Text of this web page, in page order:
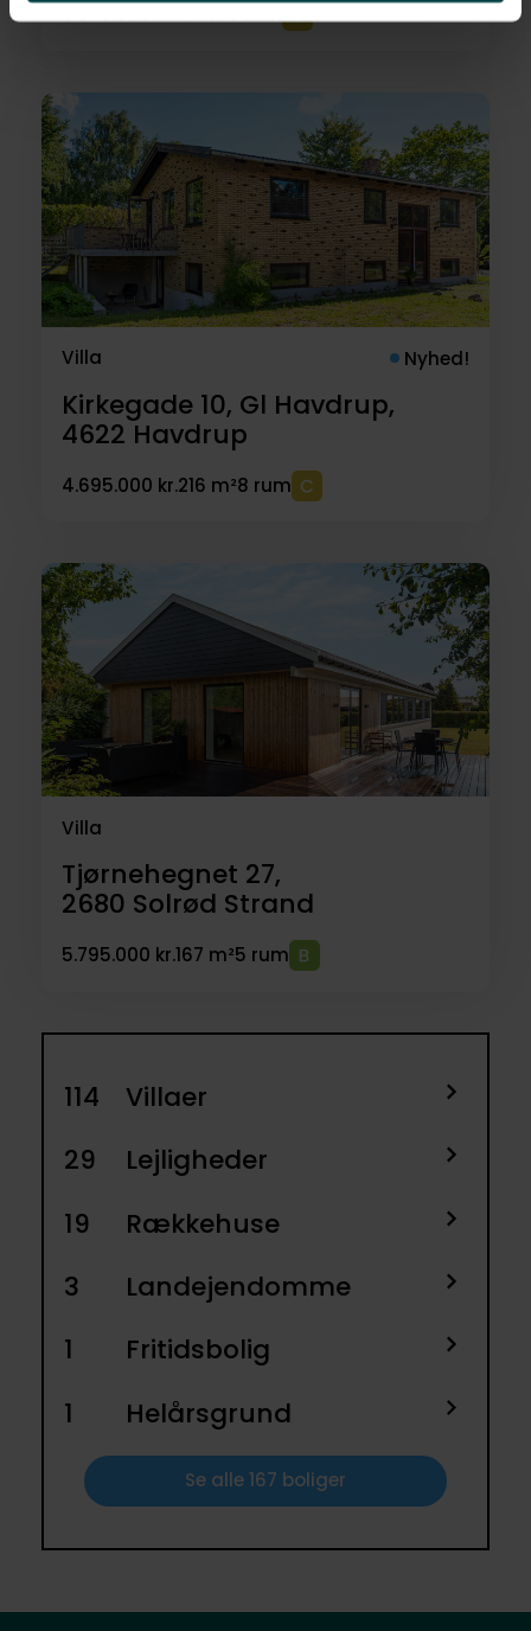
6.975.000 kr.121 m²3 rum
Villa Nyhed!
Kirkegade 10, Gl Havdrup,
4622 Havdrup
4.695.000 kr.216 m²8 rum
Villa
Tjørnehegnet 27,
2680 Solrød Strand
5.795.000 kr.167 m²5 rum
114
Villaer
29
Lejligheder
19
Rækkehuse
3
Landejendomme
1
Fritidsbolig
1
Helårsgrund
Se alle 167 boliger